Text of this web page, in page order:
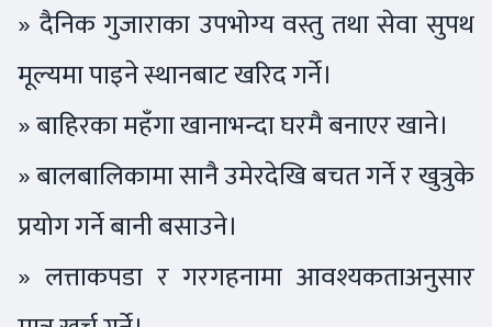
» दैनिक गुजाराका उपभोग्य वस्तु तथा सेवा सुपथ
मूल्यमा पाइने स्थानबाट खरिद गर्ने।
» बाहिरका महँगा खानाभन्दा घरमै बनाएर खाने।
» बालबालिकामा सानै उमेरदेखि बचत गर्ने र खुत्रुके
प्रयोग गर्ने बानी बसाउने।
» लत्ताकपडा र गरगहनामा आवश्यकताअनुसार